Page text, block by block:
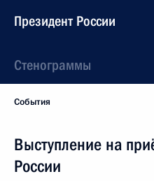
Президент России
Стенограммы
События
Выступление на
России